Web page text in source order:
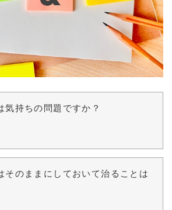
気持ちの問題ですか？
そのままにしておいて治ることは